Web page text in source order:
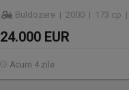
Buldozere | 2000 | 173 cp
24.000 EUR
Acum 4 zile